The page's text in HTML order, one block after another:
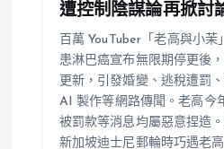
遭控制陰謀論再掀討
百萬 YouTuber「老高與小茉
患淋巴癌宣布無限期停更後
更新，引發婚變、逃稅遭罰
AI 製作等網路傳聞。老高今
被罰款等消息均屬惡意捏造
新加坡迪士尼郵輪時巧遇老